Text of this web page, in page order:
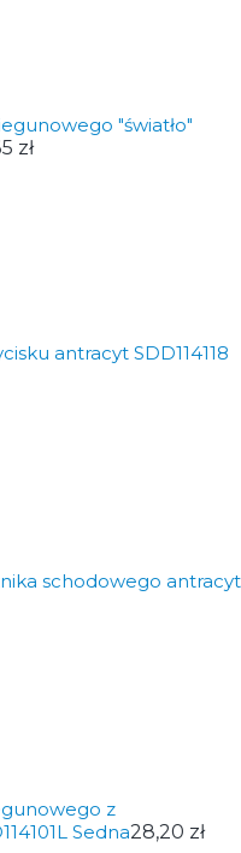
"światło"
zł
antracyt SDD114118
schodowego antracyt
z
Sedna28,20 zł